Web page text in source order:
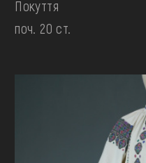
Покуття
поч. 20 ст.